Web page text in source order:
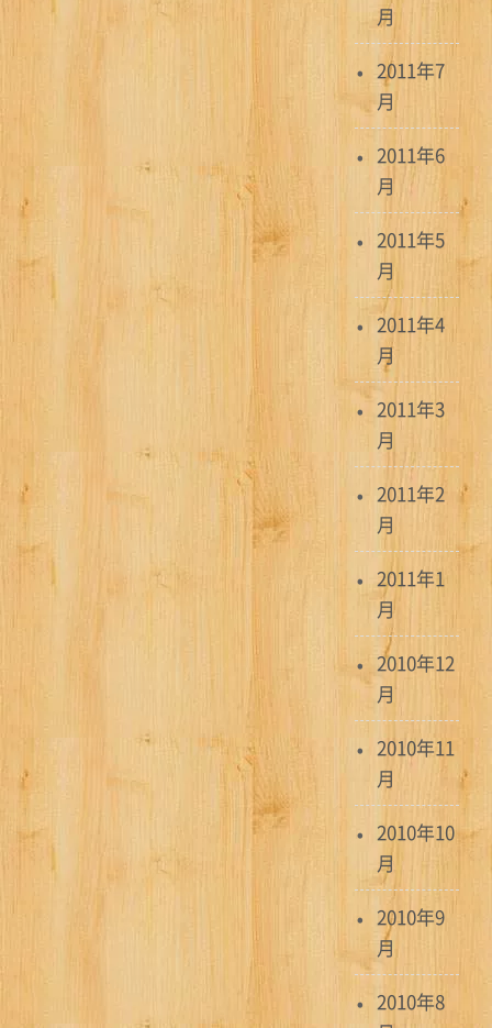
月
2011年7
月
2011年6
月
2011年5
月
2011年4
月
2011年3
月
2011年2
月
2011年1
月
2010年12
月
2010年11
月
2010年10
月
2010年9
月
2010年8